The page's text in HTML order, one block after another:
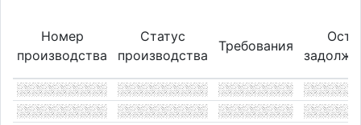
Номер
производства
Статус
производства
Требования